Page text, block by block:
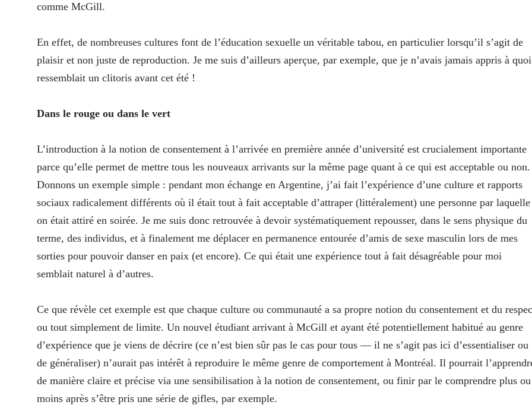
comme McGill.
En effet, de nombreuses cultures font de l’éducation sexuelle un véritable tabou, en particulier lorsqu’il s’agit de
plaisir et non juste de reproduction. Je me suis d’ailleurs aperçue, par exemple, que je n’avais jamais appris à quoi
ressemblait un clitoris avant cet été !
Dans le rouge ou dans le vert
L’introduction à la notion de consentement à l’arrivée en première année d’université est crucialement importante
parce qu’elle permet de mettre tous les nouveaux arrivants sur la même page quant à ce qui est acceptable ou non.
Donnons un exemple simple : pendant mon échange en Argentine, j’ai fait l’expérience d’une culture et rapports
sociaux radicalement différents où il était tout à fait acceptable d’attraper (littéralement) une personne par laquelle
on était attiré en soirée. Je me suis donc retrouvée à devoir systématiquement repousser, dans le sens physique du
terme, des individus, et à finalement me déplacer en permanence entourée d’amis de sexe masculin lors de mes
sorties pour pouvoir danser en paix (et encore). Ce qui était une expérience tout à fait désagréable pour moi
semblait naturel à d’autres.
Ce que révèle cet exemple est que chaque culture ou communauté a sa propre notion du consentement et du
ou tout simplement de limite. Un nouvel étudiant arrivant à McGill et ayant été potentiellement habitué au genre
d’expérience que je viens de décrire (ce n’est bien sûr pas le cas pour tous — il ne s’agit pas ici d’essentialiser ou
de généraliser) n’aurait pas intérêt à reproduire le même genre de comportement à Montréal. Il pourrait
de manière claire et précise via une sensibilisation à la notion de consentement, ou finir par le comprendre plus ou
moins après s’être pris une série de gifles, par exemple.